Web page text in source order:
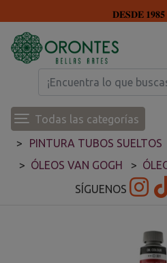
𝐃𝐄𝐒𝐃𝐄
Todas las categorías
PINTURA TUBOS SUELTOS
ÓLEOS VAN GOGH
SÍGUENOS